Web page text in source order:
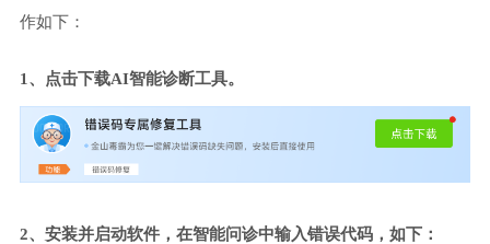
作如下：
1、点击下载AI智能诊断工具。
2、安装并启动软件，在智能问诊中输入错误代码，如下：